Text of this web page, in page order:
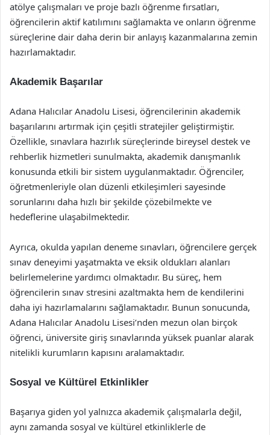
atölye çalışmaları ve proje bazlı öğrenme fırsatları,
öğrencilerin aktif katılımını sağlamakta ve onların öğrenme
süreçlerine dair daha derin bir anlayış kazanmalarına zemin
hazırlamaktadır.
Akademik Başarılar
Adana Halıcılar Anadolu Lisesi, öğrencilerinin akademik
başarılarını artırmak için çeşitli stratejiler geliştirmiştir.
Özellikle, sınavlara hazırlık süreçlerinde bireysel destek ve
rehberlik hizmetleri sunulmakta, akademik danışmanlık
konusunda etkili bir sistem uygulanmaktadır. Öğrenciler,
öğretmenleriyle olan düzenli etkileşimleri sayesinde
sorunlarını daha hızlı bir şekilde çözebilmekte ve
hedeflerine ulaşabilmektedir.
Ayrıca, okulda yapılan deneme sınavları, öğrencilere gerçek
sınav deneyimi yaşatmakta ve eksik oldukları alanları
belirlemelerine yardımcı olmaktadır. Bu süreç, hem
öğrencilerin sınav stresini azaltmakta hem de kendilerini
daha iyi hazırlamalarını sağlamaktadır. Bunun sonucunda,
Adana Halıcılar Anadolu Lisesi’nden mezun olan birçok
öğrenci, üniversite giriş sınavlarında yüksek puanlar alarak
nitelikli kurumların kapısını aralamaktadır.
Sosyal ve Kültürel Etkinlikler
Başarıya giden yol yalnızca akademik çalışmalarla değil,
aynı zamanda sosyal ve kültürel etkinliklerle de